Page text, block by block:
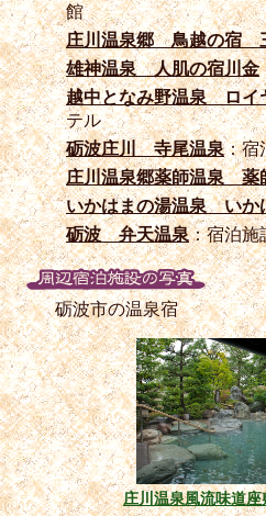
館
庄川温泉郷 鳥越の宿
雄神温泉 人肌の宿川金
越中となみ野温泉 ロイ
テル
砺波庄川 寺尾温泉：宿
庄川温泉郷薬師温泉 薬
いかはまの湯温泉 いか
砺波 弁天温泉：宿泊施
砺波市の温泉宿
庄川温泉風流味道